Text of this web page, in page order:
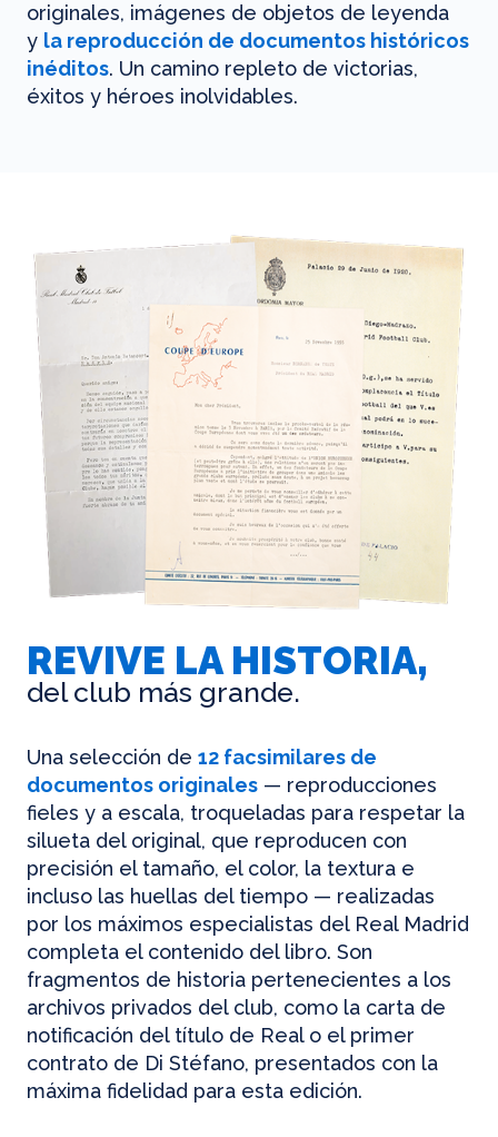
originales, imágenes de objetos de leyenda
y la reproducción de documentos históricos
inéditos. Un camino repleto de victorias,
éxitos y héroes inolvidables.
REVIVE LA HISTORIA,
del club más grande.
Una selección de 12 facsimilares de
documentos originales — reproducciones
fieles y a escala, troqueladas para respetar la
silueta del original, que reproducen con
precisión el tamaño, el color, la textura e
incluso las huellas del tiempo — realizadas
por los máximos especialistas del Real Madrid
completa el contenido del libro. Son
fragmentos de historia pertenecientes a los
archivos privados del club, como la carta de
notificación del título de Real o el primer
contrato de Di Stéfano, presentados con la
máxima fidelidad para esta edición.